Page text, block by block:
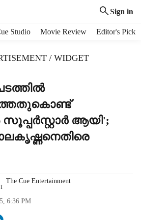
Sign in
Studio Movie Review Editor's Pick
/ WIDGET
ആയി';
The Cue Entertainment
6:36 PM